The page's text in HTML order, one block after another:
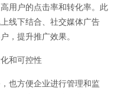
用户的点击率和转化率。此
线下结合、社交媒体广告
，提升推广效果。
和可控性
也方便企业进行管理和监